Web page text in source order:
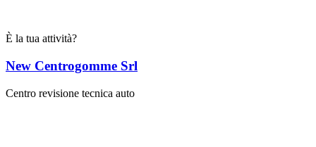
È la tua attività?
New Centrogomme Srl
Centro revisione tecnica auto